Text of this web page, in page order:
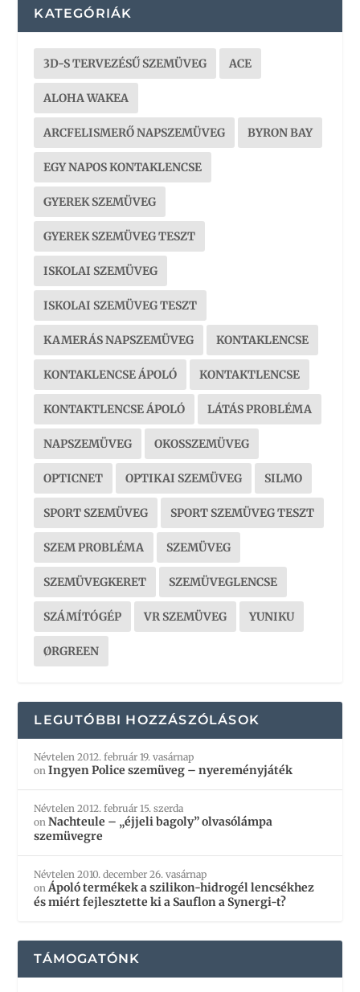
KATEGÓRIÁK
3D-S TERVEZÉSŰ SZEMÜVEG ACE
ALOHA WAKEA
ARCFELISMERŐ NAPSZEMÜVEG BYRON BAY
EGY NAPOS KONTAKLENCSE
GYEREK SZEMÜVEG
GYEREK SZEMÜVEG TESZT
ISKOLAI SZEMÜVEG
ISKOLAI SZEMÜVEG TESZT
KAMERÁS NAPSZEMÜVEG KONTAKLENCSE
KONTAKLENCSE ÁPOLÓ KONTAKTLENCSE
KONTAKTLENCSE ÁPOLÓ LÁTÁS PROBLÉMA
NAPSZEMÜVEG OKOSSZEMÜVEG
OPTICNET OPTIKAI SZEMÜVEG SILMO
SPORT SZEMÜVEG SPORT SZEMÜVEG TESZT
SZEM PROBLÉMA SZEMÜVEG
SZEMÜVEGKERET SZEMÜVEGLENCSE
SZÁMÍTÓGÉP VR SZEMÜVEG YUNIKU
ØRGREEN
LEGUTÓBBI HOZZÁSZÓLÁSOK
Névtelen 2012. február 19. vasárnap
onIngyen Police szemüveg – nyereményjáték
Névtelen 2012. február 15. szerda
onNachteule – „éjjeli bagoly” olvasólámpa
szemüvegre
Névtelen 2010. december 26. vasárnap
onÁpoló termékek a szilikon-hidrogél lencsékhez
és miért fejlesztette ki a Sauflon a Synergi-t?
TÁMOGATÓNK